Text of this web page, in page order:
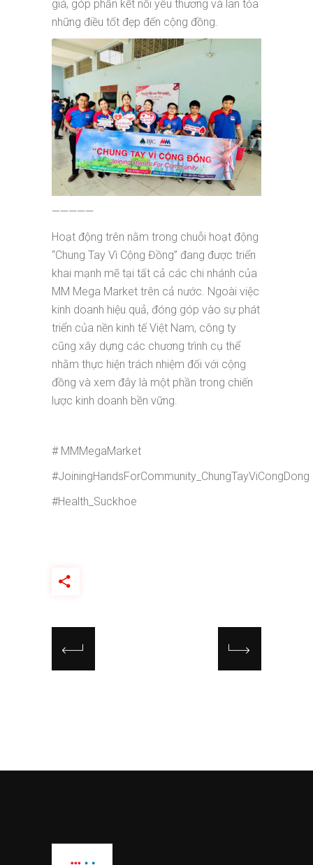
giá, góp phần kết nối yêu thương và lan tỏa
những điều tốt đẹp đến cộng đồng.
—————
Hoạt động trên nằm trong chuỗi hoạt động
“Chung Tay Vì Cộng Đồng” đang được triển
khai mạnh mẽ tại tất cả các chi nhánh của
MM Mega Market trên cả nước. Ngoài việc
kinh doanh hiệu quả, đóng góp vào sự phát
triển của nền kinh tế Việt Nam, công ty
cũng xây dựng các chương trình cụ thể
nhằm thực hiện trách nhiệm đối với cộng
đồng và xem đây là một phần trong chiến
lược kinh doanh bền vững.
# MMMegaMarket
#JoiningHandsForCommunity_ChungTayViCongDong
#Health_Suckhoe